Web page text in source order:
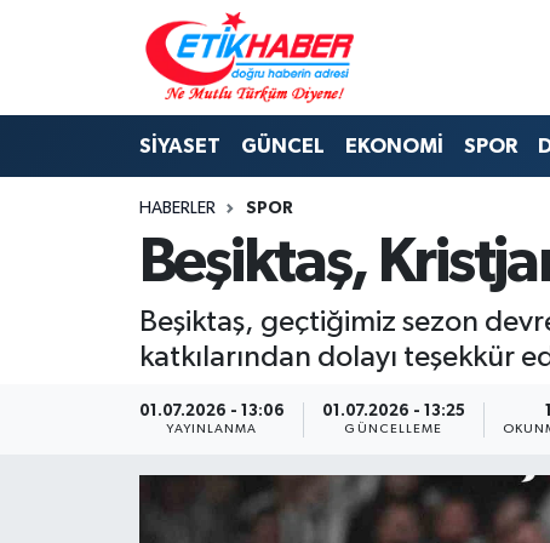
SİYASET GÜNCEL EKONOMİ SPOR
HABERLER SPOR
Beşiktaş,
Beşiktaş, geçtiğimiz sezon
katkılarından dolayı teşekkür
01.07.2026 - 13:06
YAYINLANMA
01.07.2026 - 13:25
GÜNCELLEME
BİLİM-TEKNOLOJİ
DIŞ POLİTİKA
EĞİTİM GENÇLİK
KÖŞE YAZILARI
Nöbetçi Eczaneler
Hava Durumu
İstanbul Namaz Vakitleri
Trafik Durumu
Süper Lig Puan Durumu ve Fikstür
Tüm Manşetler